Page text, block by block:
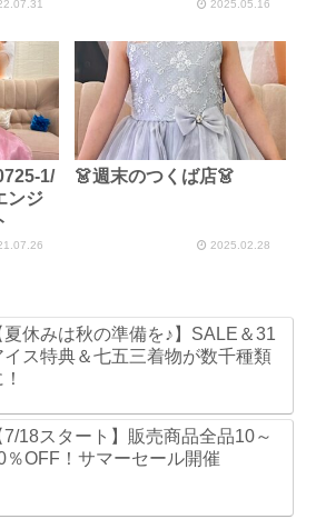
2025.05.16
1/
ンジ
👗週末のつくば店👗
2025.02.28
夏休みは秋の準備を♪】SALE＆31
イス特典＆七五三着物が数千種類
7/18スタート】販売商品全品10～
％OFF！サマーセール開催